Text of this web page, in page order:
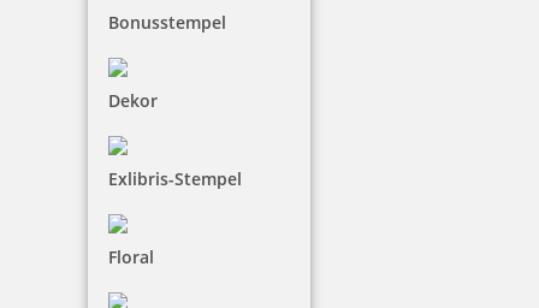
Bonusstempel
Dekor
Exlibris-Stempel
Floral
Jetzt gestalten